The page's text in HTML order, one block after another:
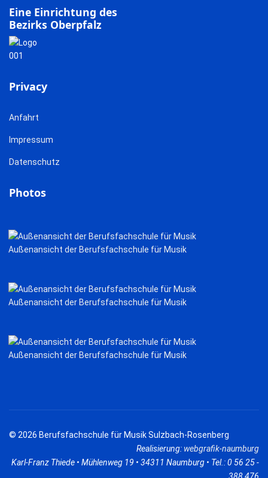
Eine Einrichtung des
Bezirks Oberpfalz
Privacy
Anfahrt
Impressum
Datenschutz
Photos
Außenansicht der Berufsfachschule für Musik
Außenansicht der Berufsfachschule für Musik
Außenansicht der Berufsfachschule für Musik
© 2026 Berufsfachschule für Musik Sulzbach-Rosenberg
Realisierung: webgrafik-naumburg
Karl-Franz Thiede • Mühlenweg 19 • 34311 Naumburg • Tel.: 0 56 25 -